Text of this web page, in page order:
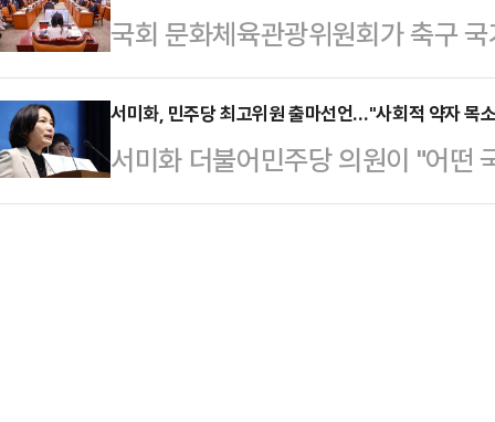
약하였다는 소리들이 나오고 있는
강 실장은 한일 간 '상호…
을 마련하고 실무 운영을 시작했다.
빌딩에 마련돼 있다"고 말했다.또
역 일정이 있다"면서도 "캠프는 전
전날 민주당 중앙당사에서 출마를
내고 있다. 별…
국회 문화체육관광위원회가 축구
회의 운영 실태 전반에 대한 문제
개최하기로 했다. 정몽규 전 축구협
채택됐고, 박지성 국제축구연맹
수는 참고인 명단에 이름을 올렸다
서미화, 민주당 최고위원 출마선언…"사회적 약자 목
서미화 더불어민주당 의원이 "어떤
불가 모두의 민주당이라는 꿈을 향